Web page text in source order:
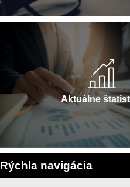
Aktuálne
Rýchla navigácia